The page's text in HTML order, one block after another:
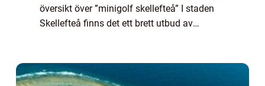
översikt över ”minigolf skellefteå” I staden
Skellefteå finns det ett brett utbud av